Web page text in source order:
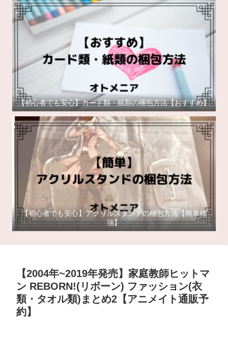
【初心者でも安心】カード類・紙類の梱包方法【おすすめ】
【初心者でも安心】アクリルスタンドの梱包方法【簡単補
強】
【2004年~2019年発売】家庭教師ヒットマ
ン REBORN!(リボーン) ファッション(衣
類・タオル類)まとめ2【アニメイト通販予
約】